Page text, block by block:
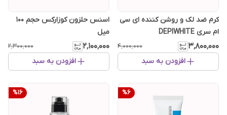
کرم ضد لک و روشن کننده ای سی
ام سری DEPIWHITE
۳٬۸۰۰٬۰۰۰ ۴٬۰۰۰٬۰۰۰
افزودن به سبد
اسنس حلزون کوزارکس حجم 100
میل
۲٬۱۰۰٬۰۰۰ ۲٬۳۰۰٬۰۰۰
افزودن به سبد
%6
%16